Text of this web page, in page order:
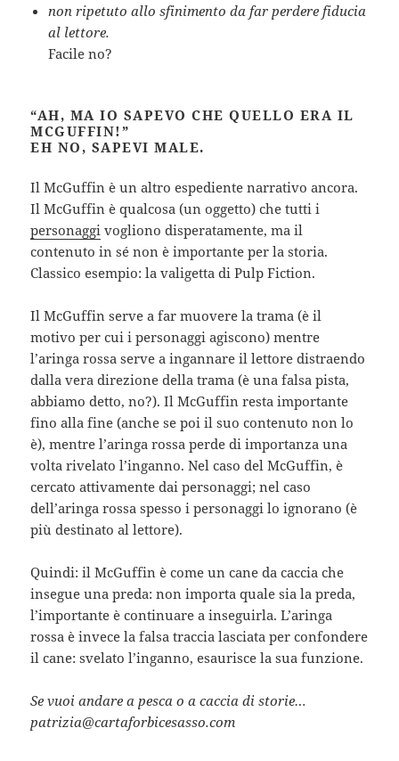
non ripetuto allo sfinimento da far perdere fiducia
al lettore.
Facile no?
“AH, MA IO SAPEVO CHE QUELLO ERA IL
MCGUFFIN!”
EH NO, SAPEVI MALE.
Il McGuffin è un altro espediente narrativo ancora.
Il McGuffin è qualcosa (un oggetto) che tutti i
personaggi vogliono disperatamente, ma il
contenuto in sé non è importante per la storia.
Classico esempio: la valigetta di Pulp Fiction.
Il McGuffin serve a far muovere la trama (è il
motivo per cui i personaggi agiscono) mentre
l’aringa rossa serve a ingannare il lettore distraendo
dalla vera direzione della trama (è una falsa pista,
abbiamo detto, no?). Il McGuffin resta importante
fino alla fine (anche se poi il suo contenuto non lo
è), mentre l’aringa rossa perde di importanza una
volta rivelato l’inganno. Nel caso del McGuffin, è
cercato attivamente dai personaggi; nel caso
dell’aringa rossa spesso i personaggi lo ignorano (è
più destinato al lettore).
Quindi: il McGuffin è come un cane da caccia che
insegue una preda: non importa quale sia la preda,
l’importante è continuare a inseguirla. L’aringa
rossa è invece la falsa traccia lasciata per confondere
il cane: svelato l’inganno, esaurisce la sua funzione.
Se vuoi andare a pesca o a caccia di storie…
patrizia@cartaforbicesasso.com